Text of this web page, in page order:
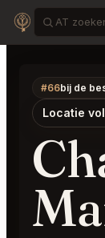
#66bij de
Locatie